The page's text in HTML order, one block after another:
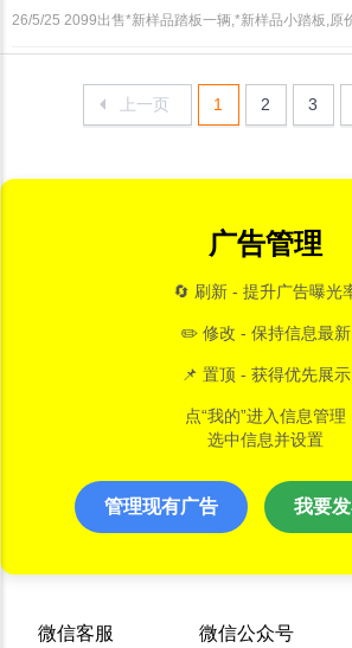
26/5/25 2099出售*新样品踏板一辆,*新样品小踏板,原
上一页 1 2 3
广告管理
🔄 刷新 - 提升广告曝光
✏️ 修改 - 保持信息最新
📌 置顶 - 获得优先展示
点“我的”进入信息管理
选中信息并设置
管理现有广告 我要
微信客服 微信公众号